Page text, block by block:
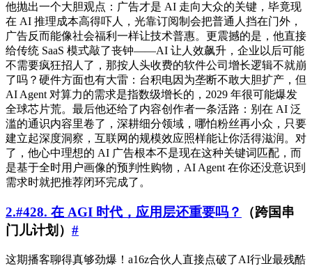
他抛出一个大胆观点：广告才是 AI 走向大众的关键，毕竟现
在 AI 推理成本高得吓人，光靠订阅制会把普通人挡在门外，
广告反而能像社会福利一样让技术普惠。更震撼的是，他直接
给传统 SaaS 模式敲了丧钟——AI 让人效飙升，企业以后可能
不需要疯狂招人了，那按人头收费的软件公司增长逻辑不就崩
了吗？硬件方面也有大雷：台积电因为垄断不敢大胆扩产，但
AI Agent 对算力的需求是指数级增长的，2029 年很可能爆发
全球芯片荒。最后他还给了内容创作者一条活路：别在 AI 泛
滥的通识内容里卷了，深耕细分领域，哪怕粉丝再小众，只要
建立起深度洞察，互联网的规模效应照样能让你活得滋润。对
了，他心中理想的 AI 广告根本不是现在这种关键词匹配，而
是基于全时用户画像的预判性购物，AI Agent 在你还没意识到
需求时就把推荐闭环完成了。
2.#428. 在 AGI 时代，应用层还重要吗？
（跨国串
门儿计划） #
这期播客聊得真够劲爆！a16z合伙人直接点破了AI行业最残酷